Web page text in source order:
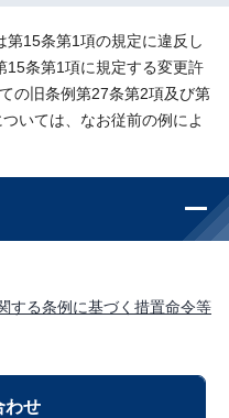
第15条第1項の規定に違反し
15条第1項に規定する変更許
の旧条例第27条第2項及び第
いては、なお従前の例によ
する条例に基づく措置命令等
わせ